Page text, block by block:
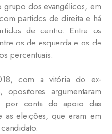
grupo dos evangélicos, em
partidos de direita e há
de centro. Entre os
os de esquerda e os de
percentuais.
com a vitória do ex-
opositores argumentaram
por conta do apoio das
as eleições, que eram em